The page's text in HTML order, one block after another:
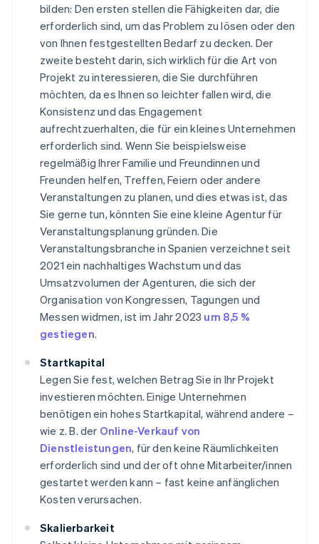
bilden: Den ersten stellen die Fähigkeiten dar, die
erforderlich sind, um das Problem zu lösen oder den
von Ihnen festgestellten Bedarf zu decken. Der
zweite besteht darin, sich wirklich für die Art von
Projekt zu interessieren, die Sie durchführen
möchten, da es Ihnen so leichter fallen wird, die
Konsistenz und das Engagement
aufrechtzuerhalten, die für ein kleines Unternehmen
erforderlich sind. Wenn Sie beispielsweise
regelmäßig Ihrer Familie und Freundinnen und
Freunden helfen, Treffen, Feiern oder andere
Veranstaltungen zu planen, und dies etwas ist, das
Sie gerne tun, könnten Sie eine kleine Agentur für
Veranstaltungsplanung gründen. Die
Veranstaltungsbranche in Spanien verzeichnet seit
2021 ein nachhaltiges Wachstum und das
Umsatzvolumen der Agenturen, die sich der
Organisation von Kongressen, Tagungen und
Messen widmen, ist im Jahr 2023 um 8,5 %
gestiegen.
Startkapital
Legen Sie fest, welchen Betrag Sie in Ihr Projekt
investieren möchten. Einige Unternehmen
benötigen ein hohes Startkapital, während andere –
wie z. B. der Online-Verkauf von
Dienstleistungen, für den keine Räumlichkeiten
erforderlich sind und der oft ohne Mitarbeiter/innen
gestartet werden kann – fast keine anfänglichen
Kosten verursachen.
Skalierbarkeit